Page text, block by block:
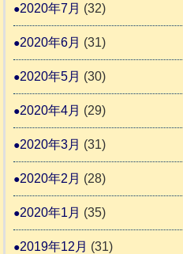
2020年7月 (32)
2020年6月 (31)
2020年5月 (30)
2020年4月 (29)
2020年3月 (31)
2020年2月 (28)
2020年1月 (35)
2019年12月 (31)